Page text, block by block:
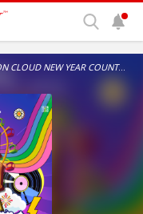
YEAR COUNTDOWN PARTY 2024